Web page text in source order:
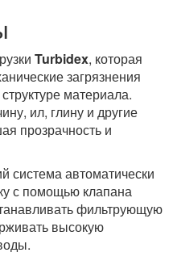
Turbidex, которая
загрязнения
материала.
ил, глину и другие
прозрачность и
система автоматически
с помощью клапана
фильтрующую
высокую